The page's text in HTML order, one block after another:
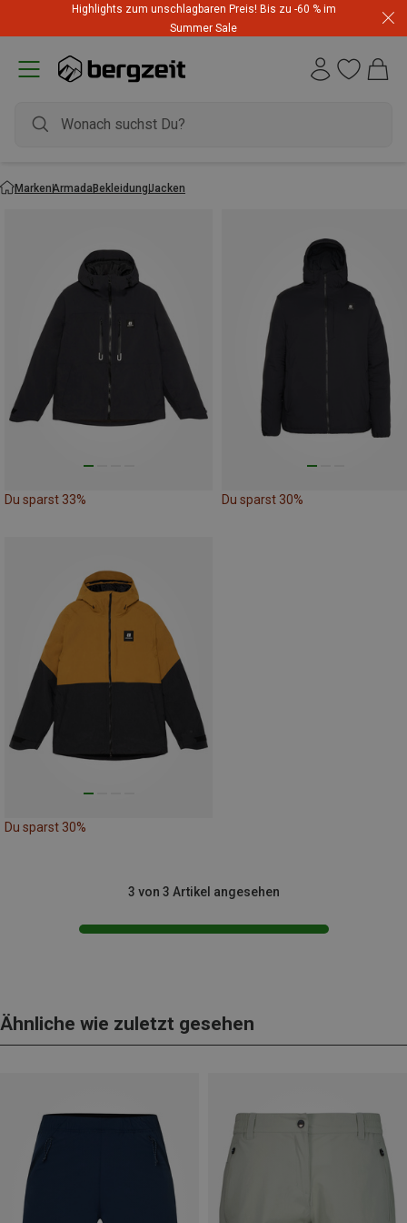
Highlights zum unschlagbaren Preis! Bis zu -60 % im
Summer Sale
MarkenArmadaBekleidungJacken
Du sparst 33% Du sparst 30%
Du sparst 30%
3 von 3 Artikel angesehen
Ähnliche wie zuletzt gesehen